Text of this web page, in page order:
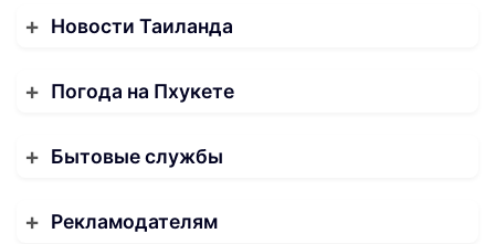
Новости Таиланда
Погода на Пхукете
Бытовые службы
Рекламодателям